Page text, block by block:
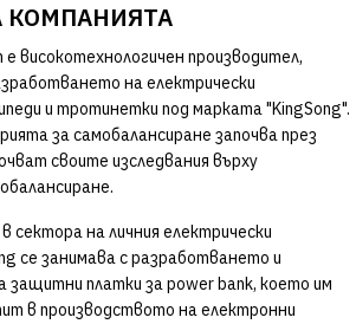
КОМПАНИЯТА
високотехнологичен производител,
на електрически
и тротинетки под марката "KingSong".
за самобалансиране започва през
своите изследвания върху
сектора на личния електрически
се занимава с разработването и
защитни платки за power bank, което им
в производството на електронни